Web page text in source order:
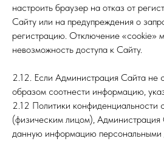
настроить браузер на отказ от
Сайту или на предупреждения о
регистрацию. Отключение «cookie»
невозможность доступа к Сайту.
2.12. Если Администрация Сайта не
образом соотнести информацию,
2.12 Политики конфиденциальности
(физическим лицом), Администрация
данную информацию персональными